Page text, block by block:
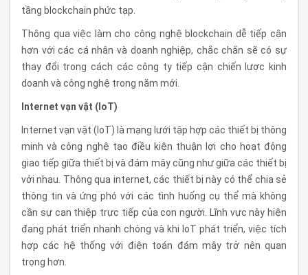
tầng blockchain phức tạp.
Thông qua việc làm cho công nghệ blockchain dễ tiếp cận
hơn với các cá nhân và doanh nghiệp, chắc chắn sẽ có sự
thay đổi trong cách các công ty tiếp cận chiến lược kinh
doanh và công nghệ trong năm mới.
Internet vạn vật (IoT)
Internet vạn vật (IoT) là mạng lưới tập hợp các thiết bị thông
minh và công nghệ tạo điều kiện thuận lợi cho hoạt động
giao tiếp giữa thiết bị và đám mây cũng như giữa các thiết bị
với nhau. Thông qua internet, các thiết bị này có thể chia sẻ
thông tin và ứng phó với các tình huống cụ thể mà không
cần sự can thiệp trực tiếp của con người. Lĩnh vực này hiện
đang phát triển nhanh chóng và khi IoT phát triển, việc tích
hợp các hệ thống với điện toán đám mây trở nên quan
trọng hơn.